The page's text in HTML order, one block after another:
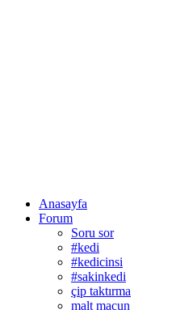
Anasayfa
Forum
Soru sor
#kedi
#kedicinsi
#sakinkedi
çip taktırma
malt macun